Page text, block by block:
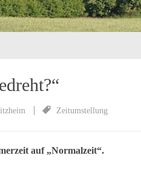
Zeitumstellung
auf „Normalzeit“.